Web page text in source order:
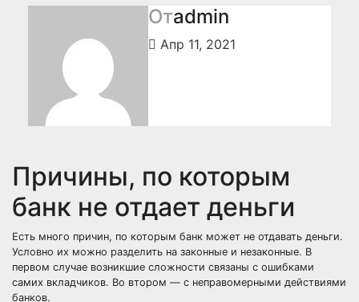
Отadmin
Апр 11, 2021
Причины, по которым
банк не отдает деньги
Есть много причин, по которым банк может не отдавать деньги.
Условно их можно разделить на законные и незаконные. В
первом случае возникшие сложности связаны с ошибками
самих вкладчиков. Во втором — с неправомерными действиями
банков.